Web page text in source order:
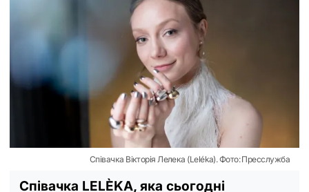
Співачка Вікторія Лелека (Leléka). Фото: Пресслужба
Співачка LELÈKA, яка сьогодні